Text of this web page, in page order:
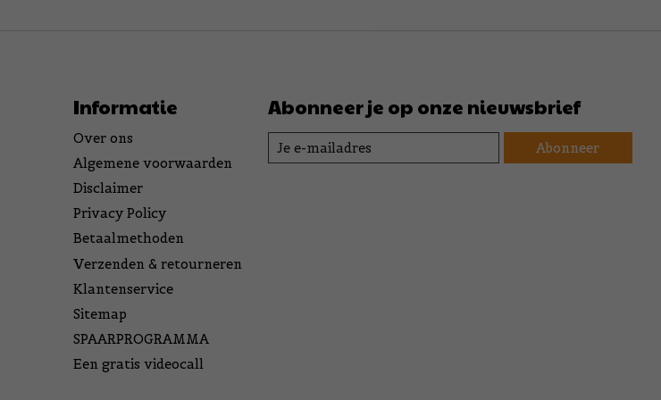
Informatie
Over ons
Algemene voorwaarden
Disclaimer
Privacy Policy
Betaalmethoden
Verzenden & retourneren
Klantenservice
Sitemap
SPAARPROGRAMMA
Een gratis videocall
Abonneer je op onze nieuwsbrief
Abonneer